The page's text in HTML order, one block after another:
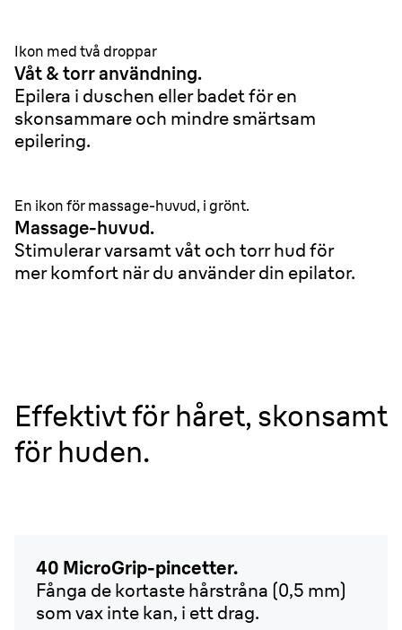
Ikon med två droppar
Våt & torr användning.
Epilera i duschen eller badet för en
skonsammare och mindre smärtsam
epilering.
En ikon för massage-huvud, i grönt.
Massage-huvud.
Stimulerar varsamt våt och torr hud för
mer komfort när du använder din epilator.
Effektivt för håret, skonsamt
för huden.
40 MicroGrip-pincetter.
Fånga de kortaste hårstråna (0,5 mm)
som vax inte kan, i ett drag.